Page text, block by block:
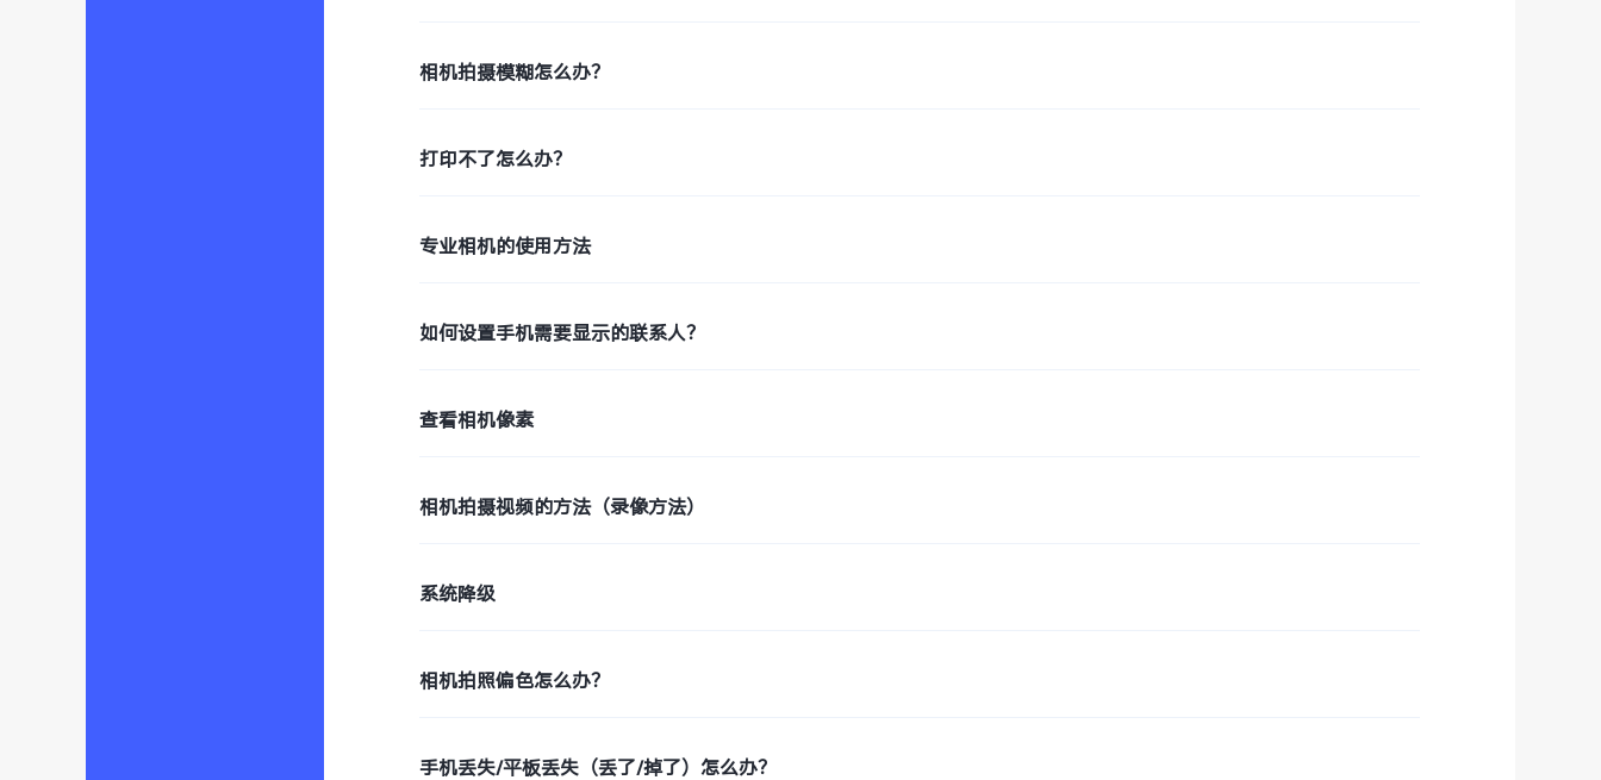
相机拍摄模糊怎么办？
打印不了怎么办？
专业相机的使用方法
如何设置手机需要显示的联系人？
查看相机像素
相机拍摄视频的方法（录像方法）
系统降级
相机拍照偏色怎么办？
手机丢失/平板丢失（丢了/掉了）怎么办？